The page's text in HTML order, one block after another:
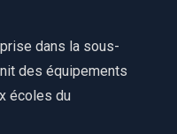
dans la sous-
des équipements
écoles du